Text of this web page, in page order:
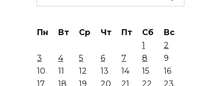
for:
Пн Вт Ср Чт Пт Сб
Вс
1
2
3
4 5 6 7 8
9
10
11 12 13 14 15
16
17
18 19 20 21 22
23